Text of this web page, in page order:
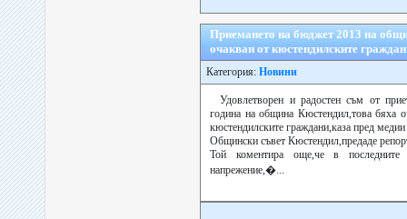
Приемането на бюджет 2013 на
очакван от кюстендилските
Категория: Новини
Удовлетворен и радостен съм от
година на община Кюстендил,това бяха
кюстендилските граждани,каза пред
Общински съвет Кюстендил,предаде
Той коментира още,че в
напрежение,�...